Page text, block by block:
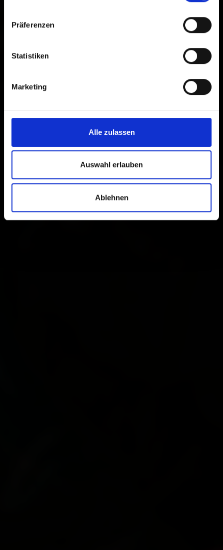
Präferenzen
Statistiken
Marketing
Alle zulassen
Auswahl erlauben
Ablehnen